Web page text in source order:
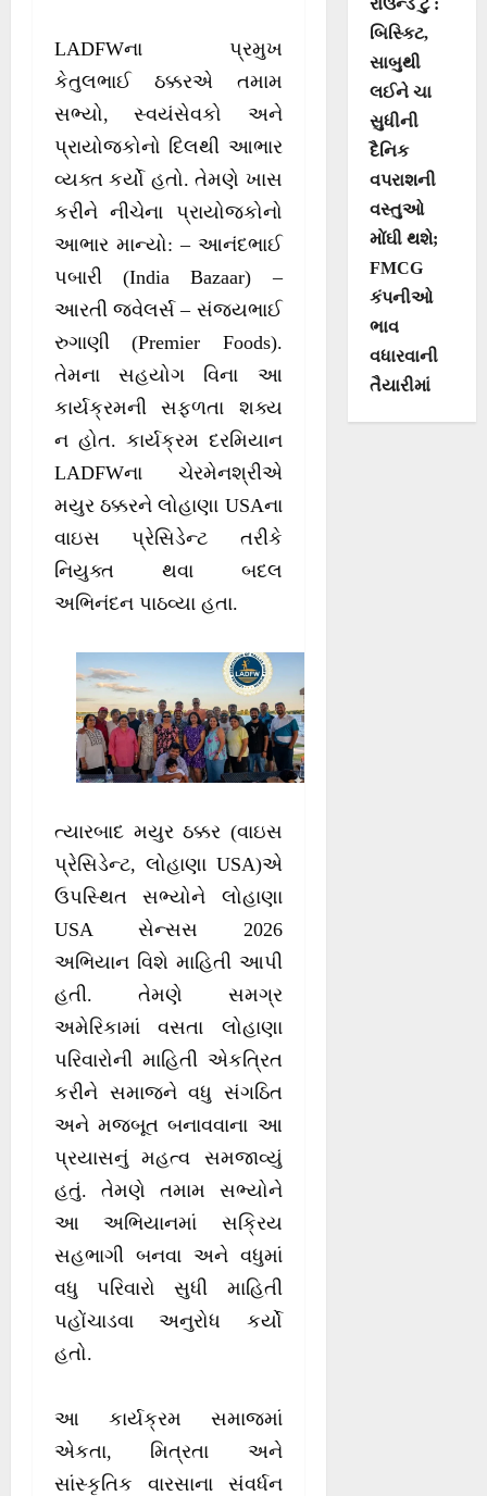
LADFWના પ્રમુખ
કેતુલભાઈ ઠક્કરએ તમામ
સભ્યો, સ્વયંસેવકો અને
પ્રાયોજકોનો દિલથી આભાર
વ્યક્ત કર્યો હતો. તેમણે ખાસ
કરીને નીચેના પ્રાયોજકોનો
આભાર માન્યો: – આનંદભાઈ
પબારી (India Bazaar) –
આરતી જ્વેલર્સ – સંજયભાઈ
રુગાણી (Premier Foods).
તેમના સહયોગ વિના આ
કાર્યક્રમની સફળતા શક્ય
ન હોત. કાર્યક્રમ દરમિયાન
LADFWના ચેરમેનશ્રીએ
મયુર ઠક્કરને લોહાણા USAના
વાઇસ પ્રેસિડેન્ટ તરીકે
નિયુક્ત થવા બદલ
અભિનંદન પાઠવ્યા હતા.
ત્યારબાદ મયુર ઠક્કર (વાઇસ
પ્રેસિડેન્ટ, લોહાણા USA)એ
ઉપસ્થિત સભ્યોને લોહાણા
USA સેન્સસ 2026
અભિયાન વિશે માહિતી આપી
હતી. તેમણે સમગ્ર
અમેરિકામાં વસતા લોહાણા
પરિવારોની માહિતી એકત્રિત
કરીને સમાજને વધુ સંગઠિત
અને મજબૂત બનાવવાના આ
પ્રયાસનું મહત્વ સમજાવ્યું
હતું. તેમણે તમામ સભ્યોને
આ અભિયાનમાં સક્રિય
સહભાગી બનવા અને વધુમાં
વધુ પરિવારો સુધી માહિતી
પહોંચાડવા અનુરોધ કર્યો
હતો.
આ કાર્યક્રમ સમાજમાં
એકતા, મિત્રતા અને
સાંસ્કૃતિક વારસાના સંવર્ધન
બિસ્કિટ,
સાબુથી
લઈને ચા
સુધીની
દૈનિક
વપરાશની
વસ્તુઓ
મોંઘી થશે;
FMCG
કંપનીઓ
ભાવ
વધારવાની
તૈયારીમાં